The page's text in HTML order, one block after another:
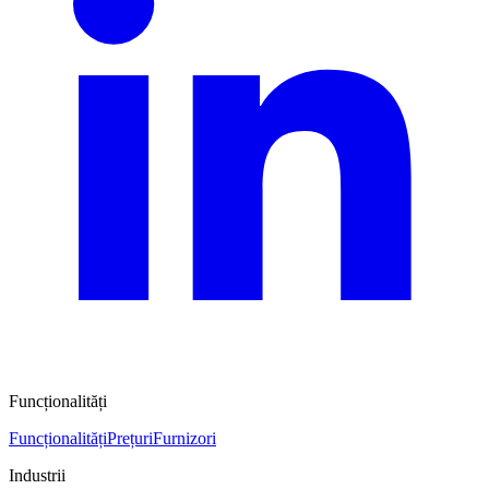
Funcționalități
FuncționalitățiPrețuriFurnizori
Industrii